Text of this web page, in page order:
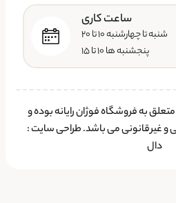
ساعت کاری
شنبه تا چهارشنبه ۱۰ تا ۲۰
پنجشنبه ها ۱۰ تا ۱۵
به فروشگاه فوژان رایانه بوده و
و غیرقانونی می باشد.طراحی سایت:
دال